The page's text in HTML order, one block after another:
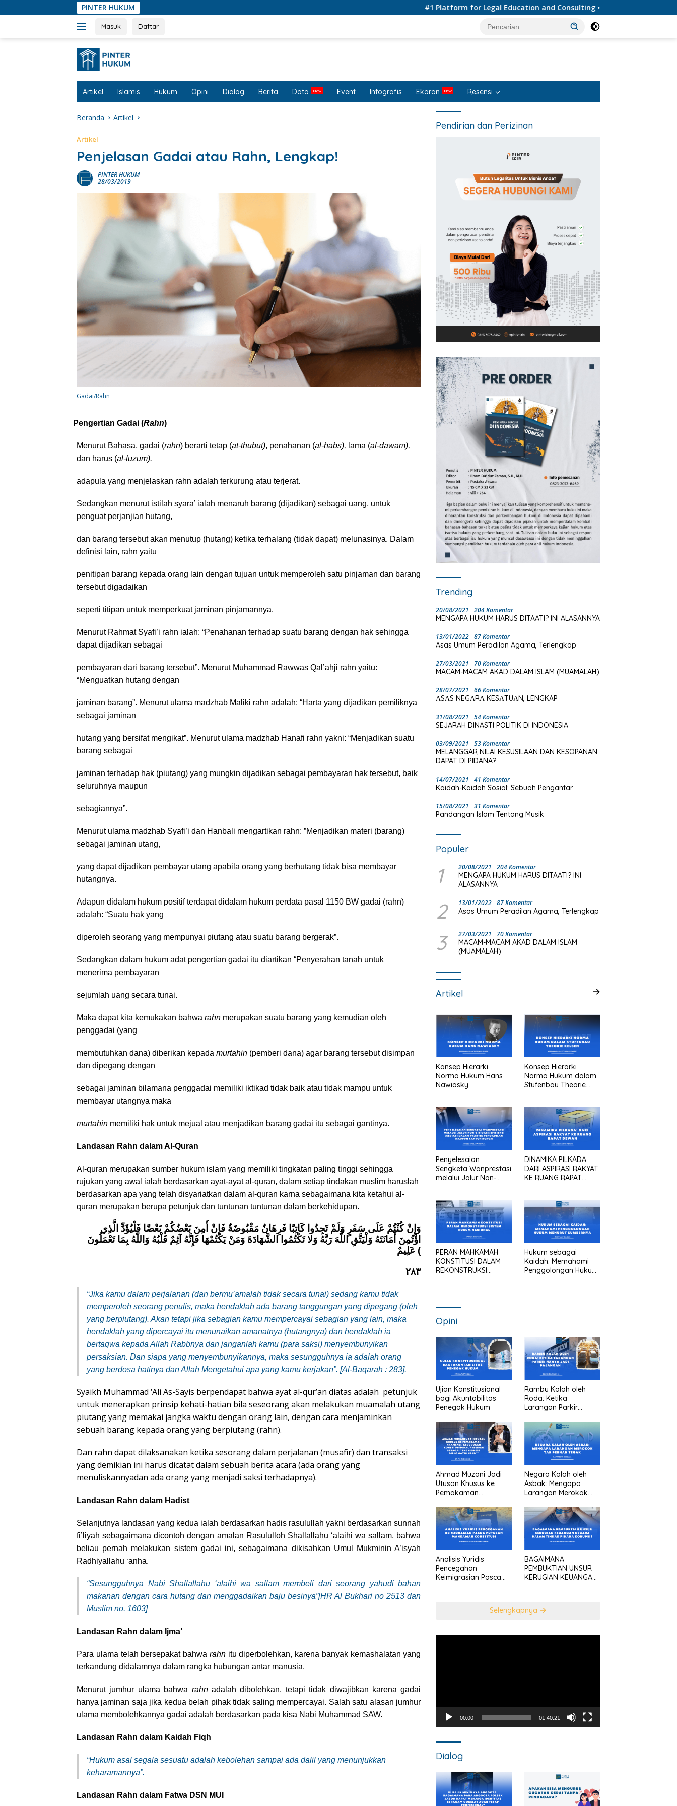
ke
PINTER HUKUM #1 Platform for Legal Education and Consulting • Penyedia Layanan Jasa
Masuk Daftar
Artikel Islamis Hukum Opini Dialog Berita Data Event Infografis Ekoran Resensi
Beranda Artikel
Artikel
Penjelasan Gadai atau Rahn, Lengkap!
PINTER HUKUM
28/03/2019
Gadai/Rahn
Pengertian Gadai (Rahn)
Menurut Bahasa, gadai (rahn) berarti tetap (at-thubut), penahanan (al-habs), lama (al-dawam),
dan harus (al-luzum).
adapula yang menjelaskan rahn adalah terkurung atau terjerat.
Sedangkan menurut istilah syara’ ialah menaruh barang (dijadikan) sebagai uang, untuk
penguat perjanjian hutang,
dan barang tersebut akan menutup (hutang) ketika terhalang (tidak dapat) melunasinya. Dalam
definisi lain, rahn yaitu
penitipan barang kepada orang lain dengan tujuan untuk memperoleh satu pinjaman dan barang
tersebut digadaikan
seperti titipan untuk memperkuat jaminan pinjamannya.
Menurut Rahmat Syafi’i rahn ialah: “Penahanan terhadap suatu barang dengan hak sehingga
dapat dijadikan sebagai
pembayaran dari barang tersebut”. Menurut Muhammad Rawwas Qal’ahji rahn yaitu:
“Menguatkan hutang dengan
jaminan barang”. Menurut ulama madzhab Maliki rahn adalah: “Harta yang dijadikan pemiliknya
sebagai jaminan
hutang yang bersifat mengikat”. Menurut ulama madzhab Hanafi rahn yakni: “Menjadikan suatu
barang sebagai
jaminan terhadap hak (piutang) yang mungkin dijadikan sebagai pembayaran hak tersebut, baik
seluruhnya maupun
sebagiannya”.
Menurut ulama madzhab Syafi’i dan Hanbali mengartikan rahn: ”Menjadikan materi (barang)
sebagai jaminan utang,
yang dapat dijadikan pembayar utang apabila orang yang berhutang tidak bisa membayar
hutangnya.
Adapun didalam hukum positif terdapat didalam hukum perdata pasal 1150 BW gadai (rahn)
adalah: “Suatu hak yang
diperoleh seorang yang mempunyai piutang atau suatu barang bergerak”.
Sedangkan dalam hukum adat pengertian gadai itu diartikan “Penyerahan tanah untuk
menerima pembayaran
sejumlah uang secara tunai.
Maka dapat kita kemukakan bahwa rahn merupakan suatu barang yang kemudian oleh
penggadai (yang
membutuhkan dana) diberikan kepada murtahin (pemberi dana) agar barang tersebut disimpan
dan dipegang dengan
sebagai jaminan bilamana penggadai memiliki iktikad tidak baik atau tidak mampu untuk
membayar utangnya maka
murtahin memiliki hak untuk mejual atau menjadikan barang gadai itu sebagai gantinya.
Landasan Rahn dalam Al-Quran
Al-quran merupakan sumber hukum islam yang memiliki tingkatan paling tinggi sehingga
rujukan yang awal ialah berdasarkan ayat-ayat al-quran, dalam setiap tindakan muslim haruslah
berdasarkan apa yang telah disyariatkan dalam al-quran karna sebagaimana kita ketahui al-
quran merupakan berupa petunjuk dan tuntunan tuntunan dalam berkehidupan.
وَإِنْ كُنْتُمْ عَلَى سَفَرٍ وَلَمْ تَجِدُوا كَاتِبًا فَرِهَانٌ مَقْبُوضَةٌ فَإِنْ أَمِنَ بَعْضُكُمْ بَعْضًا فَلْيُؤَدِّ الَّذِي
اؤْتُمِنَ أَمَانَتَهُ وَلْيَتَّقِ اللَّهَ رَبَّهُ وَلا تَكْتُمُوا الشَّهَادَةَ وَمَنْ يَكْتُمْهَا فَإِنَّهُ آثِمٌ قَلْبُهُ وَاللَّهُ بِمَا تَعْمَلُونَ
عَلِيمٌ (
٢٨٣
“Jika kamu dalam perjalanan (dan bermu’amalah tidak secara tunai) sedang kamu tidak
memperoleh seorang penulis, maka hendaklah ada barang tanggungan yang dipegang (oleh
yang berpiutang). Akan tetapi jika sebagian kamu mempercayai sebagian yang lain, maka
hendaklah yang dipercayai itu menunaikan amanatnya (hutangnya) dan hendaklah ia
bertaqwa kepada Allah Rabbnya dan janganlah kamu (para saksi) menyembunyikan
persaksian. Dan siapa yang menyembunyikannya, maka sesungguhnya ia adalah orang
yang berdosa hatinya dan Allah Mengetahui apa yang kamu kerjakan”. [Al-Baqarah : 283].
Syaikh Muhammad ‘Ali As-Sayis berpendapat bahwa ayat al-qur’an diatas adalah petunjuk
untuk menerapkan prinsip kehati-hatian bila seseorang akan melakukan muamalah utang
piutang yang memakai jangka waktu dengan orang lain, dengan cara menjaminkan
sebuah barang kepada orang yang berpiutang (rahn).
Dan rahn dapat dilaksanakan ketika sesorang dalam perjalanan (musafir) dan transaksi
yang demikian ini harus dicatat dalam sebuah berita acara (ada orang yang
menuliskannyadan ada orang yang menjadi saksi terhadapnya).
Landasan Rahn dalam Hadist
Selanjutnya landasan yang kedua ialah berdasarkan hadis rasulullah yakni berdasarkan sunnah
fi’liyah sebagaimana dicontoh dengan amalan Rasululloh Shallallahu ‘alaihi wa sallam, bahwa
beliau pernah melakukan sistem gadai ini, sebagaimana dikisahkan Umul Mukminin A’isyah
Radhiyallahu ‘anha.
“Sesungguhnya Nabi Shallallahu ‘alaihi wa sallam membeli dari seorang yahudi bahan
makanan dengan cara hutang dan menggadaikan baju besinya”[HR Al Bukhari no 2513 dan
Muslim no. 1603]
Landasan Rahn dalam Ijma’
Para ulama telah bersepakat bahwa rahnitu diperbolehkan, karena banyak kemashalatan yang
terkandung didalamnya dalam rangka hubungan antar manusia.
Menurut jumhur ulama bahwa rahn adalah dibolehkan, tetapi tidak diwajibkan karena gadai
hanya jaminan saja jika kedua belah pihak tidak saling mempercayai. Salah satu alasan jumhur
ulama membolehkannya gadai adalah berdasarkan pada kisa Nabi Muhammad SAW.
Landasan Rahn dalam Kaidah Fiqh
“Hukum asal segala sesuatu adalah kebolehan sampai ada dalil yang menunjukkan
keharamannya”.
Landasan Rahn dalam Fatwa DSN MUI
Pendirian dan Perizinan
Trending
20/08/2021 204 Komentar
MENGAPA HUKUM HARUS DITAATI? INI ALASANNYA
13/01/2022 87 Komentar
Asas Umum Peradilan Agama, Terlengkap
27/03/2021 70 Komentar
MACAM-MACAM AKAD DALAM ISLAM (MUAMALAH)
28/07/2021 66 Komentar
ΑSΑS NEGΑRΑ KESΑTUΑN, LENGKAP
31/08/2021 54 Komentar
SEJARAH DINASTI POLITIK DI INDONESIA
03/09/2021 53 Komentar
MELANGGAR NILAI KESUSILAAN DAN KESOPANAN
DAPAT DI PIDANA?
14/07/2021 41 Komentar
Kaidah-Kaidah Sosial; Sebuah Pengantar
15/08/2021 31 Komentar
Pandangan Islam Tentang Musik
Populer
1 20/08/2021 204 Komentar
MENGAPA HUKUM HARUS DITAATI? INI
ALASANNYA
2 13/01/2022 87 Komentar
Asas Umum Peradilan Agama, Terlengkap
3 27/03/2021 70 Komentar
MACAM-MACAM AKAD DALAM ISLAM
(MUAMALAH)
Artikel
Konsep Hierarki
Norma Hukum Hans
Nawiasky
Konsep Hierarki
Norma Hukum dalam
Stufenbau Theorie
Penyelesaian
Sengketa Wanprestasi
melalui Jalur Non-
Pengadilan Maupun
Kantor Hukum
DINAMIKA PILKADA:
DARI ASPIRASI RAKYAT
KE RUANG RAPAT
PERAN MAHKAMAH
KONSTITUSI DALAM
REKONSTRUKSI
Hukum sebagai
Kaidah: Memahami
Penggolongan Hukum
Opini
Ujian Konstitusional
bagi Akuntabilitas
Penegak Hukum
Rambu Kalah oleh
Roda: Ketika
Larangan Parkir
Ahmad Muzani Jadi
Utusan Khusus ke
Pemakaman
konstitusional
Presiden sebagai “the
highest diplomatic
head””
Negara Kalah oleh
Asbak: Mengapa
Larangan Merokok
Analisis Yuridis
Pencegahan
Keimigrasian Pasca
BAGAIMANA
PEMBUKTIAN UNSUR
KERUGIAN KEUANGAN
Selengkapnya
00:00 01:40:21
Dialog